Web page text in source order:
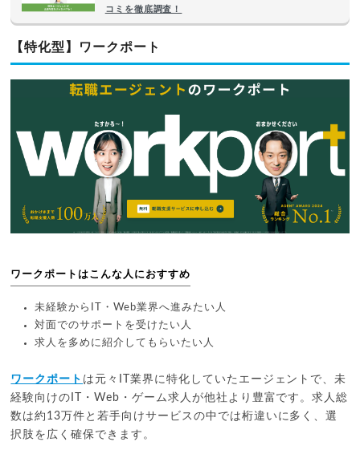
コミを徹底調査！
【特化型】ワークポート
ワークポートはこんな人におすすめ
未経験からIT・Web業界へ進みたい人
対面でのサポートを受けたい人
求人を多めに紹介してもらいたい人
ワークポート は元々IT業界に特化していたエージェントで、未
経験向けのIT・Web・ゲーム求人が他社より豊富です。求人総
数は約13万件と若手向けサービスの中では桁違いに多く、選
択肢を広く確保できます。